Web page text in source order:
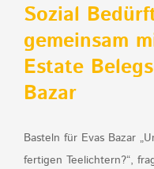
Sozial
gemeinsam
Estate
Bazar
Basteln für Evas Bazar
fertigen Teelichtern?“,